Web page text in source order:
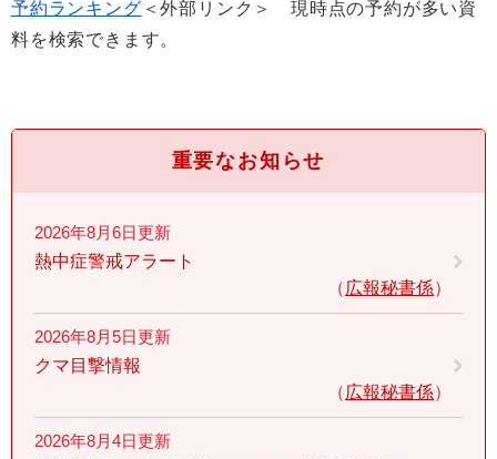
予約ランキング ＜外部リンク＞
現時点の予約が多い資
料を検索できます。
重要なお知らせ
2026年8月6日更新
熱中症警戒アラート
広報秘書係
2026年8月5日更新
クマ目撃情報
広報秘書係
2026年8月4日更新